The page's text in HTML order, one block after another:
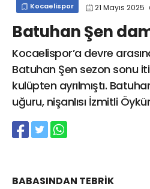
Kocaelispor 21 Mayıs 2025
Batuhan Şen
Kocaelispor’a devre
Batuhan Şen sezon sonu
kulüpten ayrılmıştı.
uğuru, nişanlısı İzmitli
BABASINDAN TEBRİK